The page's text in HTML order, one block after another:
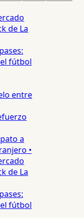
de La
fútbol
entre
a
•
de La
fútbol